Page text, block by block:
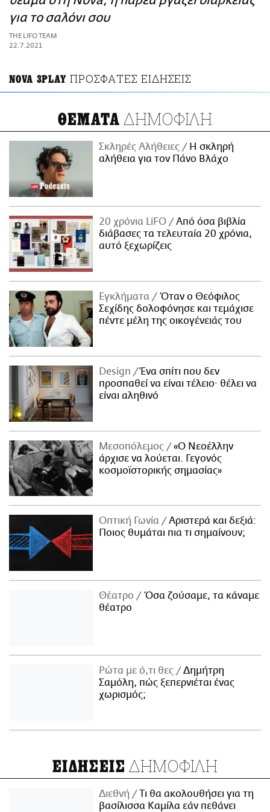
ΑΜΠΑ
PRINT
για το σαλόνι σου
THE LIFO TEAM
22.7.2021
NOVA 3PLAY ΠΡΟΣΦΑΤΕΣ ΕΙΔΗΣΕΙΣ
ΘΕΜΑΤΑ ΔΗΜΟΦΙΛΗ
Σκληρές Αλήθειες
H σκληρή
αλήθεια για τον Πάνο Βλάχο
20 χρόνια LiFO
Από όσα βιβλία
διάβασες τα τελευταία 20 χρόνια,
αυτό ξεχωρίζεις
Εγκλήματα
Όταν ο Θεόφιλος
Σεχίδης δολοφόνησε και τεμάχισε
πέντε μέλη της οικογένειάς του
Design
Ένα σπίτι που δεν
προσπαθεί να είναι τέλειο· θέλει να
είναι αληθινό
Μεσοπόλεμος
«Ο Νεοέλλην
άρχισε να λούεται. Γεγονός
κοσμοϊστορικής σημασίας»
Οπτική Γωνία
Αριστερά και δεξιά:
Ποιος θυμάται πια τι σημαίνουν;
Θέατρο
Όσα ζούσαμε, τα κάναμε
θέατρο
Ρώτα με ό,τι θες
Δημήτρη
Σαμόλη, πώς ξεπερνιέται ένας
χωρισμός;
ΕΙΔΗΣΕΙΣ ΔΗΜΟΦΙΛΗ
Διεθνή
Τι θα ακολουθήσει για τη
βασίλισσα Καμίλα εάν πεθάνει